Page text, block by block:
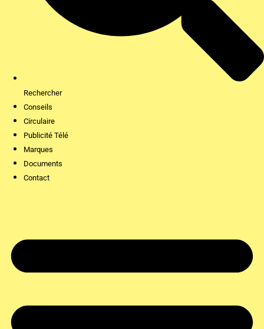
Rechercher
Conseils
Circulaire
Publicité Télé
Marques
Documents
Contact